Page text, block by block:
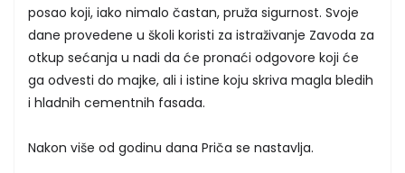
posao koji, iako nimalo častan, pruža sigurnost. Svoje
dane provedene u školi koristi za istraživanje Zavoda za
otkup sećanja u nadi da će pronaći odgovore koji će
ga odvesti do majke, ali i istine koju skriva magla bledih
i hladnih cementnih fasada.
Nakon više od godinu dana Priča se nastavlja.